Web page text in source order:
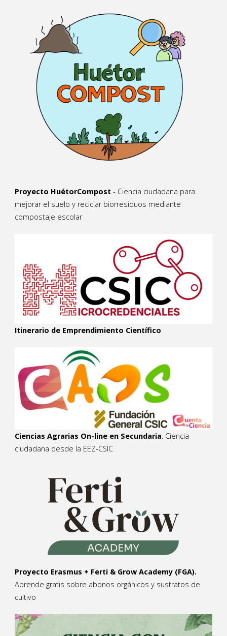
Proyecto HuétorCompost - Ciencia ciudadana para
mejorar el suelo y reciclar biorresiduos mediante
compostaje escolar
Itinerario de Emprendimiento Científico
Ciencias Agrarias On-line en Secundaria. Ciencia
ciudadana desde la EEZ-CSIC
Proyecto Erasmus + Ferti & Grow Academy (FGA).
Aprende gratis sobre abonos orgánicos y sustratos de
cultivo